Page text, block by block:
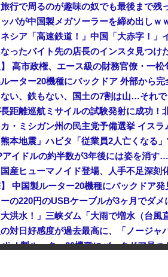
行で周るのが趣味の奴でも最後まで残
パが中国製メガソーラーを締め出しｗ
ったバイト先の店長のインスタ見つけ
アイドルの約半数が3年後には姿を消す
の220円のUSBケーブルが3ヶ月でダメ
製ルーター20機種にバックドア見